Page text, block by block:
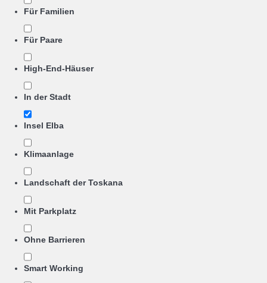
Für Familien
Für Paare
High-End-Häuser
In der Stadt
Insel Elba
Klimaanlage
Landschaft der Toskana
Mit Parkplatz
Ohne Barrieren
Smart Working